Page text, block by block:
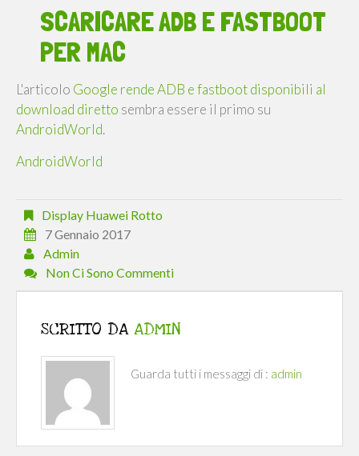
SCARICARE ADB E FASTBOOT
PER MAC
L'articolo Google rende ADB e fastboot disponibili al
download diretto sembra essere il primo su
AndroidWorld.
AndroidWorld
Display Huawei Rotto
7 Gennaio 2017
Admin
Non Ci Sono Commenti
SCRITTO DA ADMIN
Guarda tutti i messaggi di : admin